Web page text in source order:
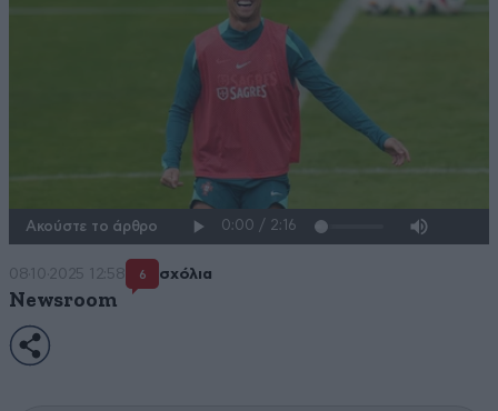
Ακούστε το άρθρο
08·10·2025 12:58 6 σχόλια
Newsroom